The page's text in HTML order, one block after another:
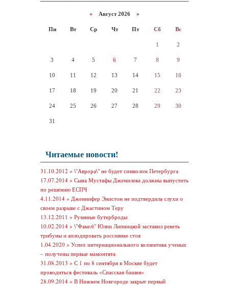
« Август 2026 »
Пн Вт Ср Чт Пт Сб Вс
1 2
3 4 5 6 7 8 9
10 11 12 13 14 15 16
17 18 19 20 21 22 23
24 25 26 27 28 29 30
31
Читаемые новости!
31.10.2012 » \"Аврора\" не будет символом Петербурга
17.07.2014 » Сына Мустафы Джемилева должны выпустить
по решению ЕСПЧ
4.11.2014 » Дженнифер Энистон не подтвердила слухи о
своем разрыве с Джастином Теру
13.12.2011 » Румяные бутерброды
10.02.2014 » \"Факел\" Юлии Липницкой заставил реветь
трибуны и аплодировать россиянке стоя
1.04.2020 » Успех интернационального коллектива ученых
– получены первые мамонтята
31.08.2013 » С 1 по 8 сентября в Москве будет
проводиться фестиваль «Спасская башня»
28.09.2014 » В Нижнем Новгороде закрыт первый